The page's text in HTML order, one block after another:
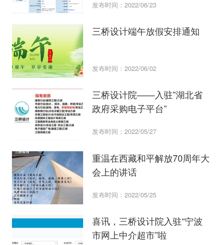
发布时间：2022/06/23
三桥设计端午放假安排通知
发布时间：2022/06/02
三桥设计院——入驻”湖北省
政府采购电子平台”
发布时间：2022/05/27
重温在西藏和平解放70周年大
会上的讲话
发布时间：2022/05/25
喜讯，三桥设计院入驻“宁波
市网上中介超市”啦